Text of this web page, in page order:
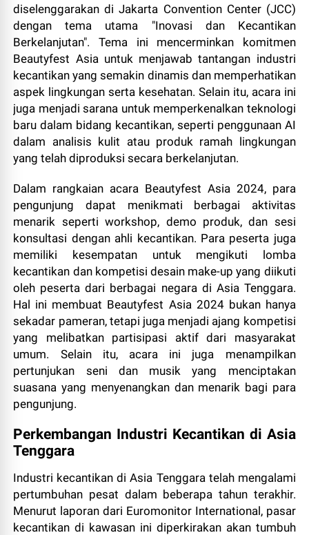
diselenggarakan di Jakarta Convention Center (JCC)
dengan tema utama "Inovasi dan Kecantikan
Berkelanjutan". Tema ini mencerminkan komitmen
Beautyfest Asia untuk menjawab tantangan industri
kecantikan yang semakin dinamis dan memperhatikan
aspek lingkungan serta kesehatan. Selain itu, acara ini
juga menjadi sarana untuk memperkenalkan teknologi
baru dalam bidang kecantikan, seperti penggunaan AI
dalam analisis kulit atau produk ramah lingkungan
yang telah diproduksi secara berkelanjutan.
Dalam rangkaian acara Beautyfest Asia 2024, para
pengunjung dapat menikmati berbagai aktivitas
menarik seperti workshop, demo produk, dan sesi
konsultasi dengan ahli kecantikan. Para peserta juga
memiliki kesempatan untuk mengikuti lomba
kecantikan dan kompetisi desain make-up yang diikuti
oleh peserta dari berbagai negara di Asia Tenggara.
Hal ini membuat Beautyfest Asia 2024 bukan hanya
sekadar pameran, tetapi juga menjadi ajang kompetisi
yang melibatkan partisipasi aktif dari masyarakat
umum. Selain itu, acara ini juga menampilkan
pertunjukan seni dan musik yang menciptakan
suasana yang menyenangkan dan menarik bagi para
pengunjung.
Perkembangan Industri Kecantikan di Asia
Tenggara
Industri kecantikan di Asia Tenggara telah mengalami
pertumbuhan pesat dalam beberapa tahun terakhir.
Menurut laporan dari Euromonitor International, pasar
kecantikan di kawasan ini diperkirakan akan tumbuh